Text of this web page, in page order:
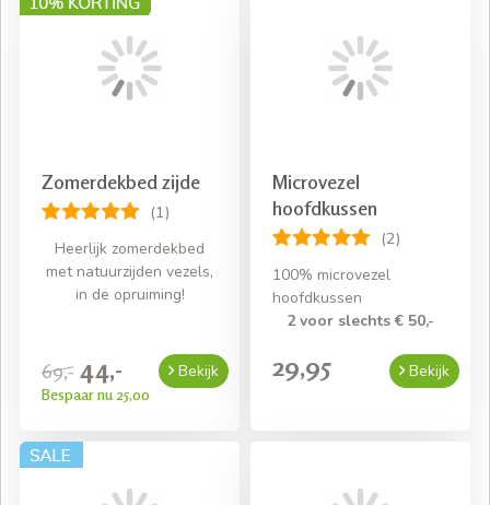
Zomerdekbed zijde
(1)
Heerlijk zomerdekbed
met natuurzijden vezels,
in de opruiming!
69,- 44,-
Bespaar nu 25,00
Bekijk
Microvezel
hoofdkussen
(2)
100% microvezel
hoofdkussen
2 voor slechts € 50,-
29,95 Bekijk